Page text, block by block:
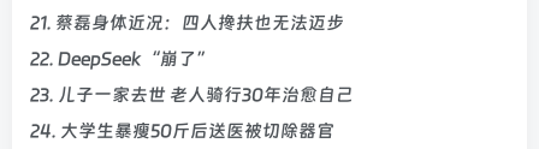
21. 蔡磊身体近况：四人搀扶也无法迈步
22. DeepSeek“崩了”
23. 儿子一家去世 老人骑行30年治愈自己
24. 大学生暴瘦50斤后送医被切除器官